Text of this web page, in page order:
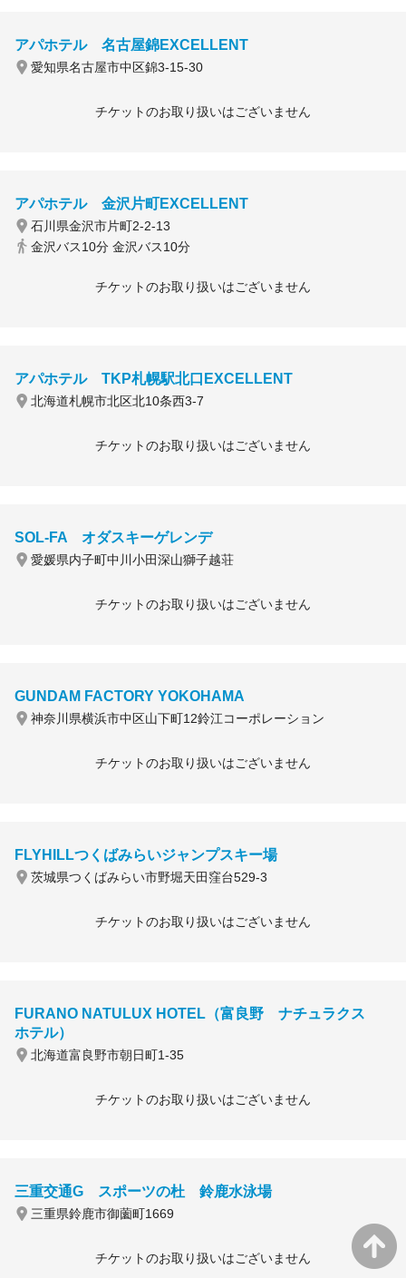
アパホテル 名古屋錦EXCELLENT
愛知県名古屋市中区錦3-15-30
チケットのお取り扱いはございません
アパホテル 金沢片町EXCELLENT
石川県金沢市片町2-2-13
金沢バス10分 金沢バス10分
チケットのお取り扱いはございません
アパホテル TKP札幌駅北口EXCELLENT
北海道札幌市北区北10条西3-7
チケットのお取り扱いはございません
SOL-FA オダスキーゲレンデ
愛媛県内子町中川小田深山獅子越荘
チケットのお取り扱いはございません
GUNDAM FACTORY YOKOHAMA
神奈川県横浜市中区山下町12鈴江コーポレーション
チケットのお取り扱いはございません
FLYHILLつくばみらいジャンプスキー場
茨城県つくばみらい市野堀天田窪台529-3
チケットのお取り扱いはございません
FURANO NATULUX HOTEL（富良野 ナチュラクス
ホテル）
北海道富良野市朝日町1-35
チケットのお取り扱いはございません
三重交通G スポーツの杜 鈴鹿水泳場
三重県鈴鹿市御薗町1669
チケットのお取り扱いはございません